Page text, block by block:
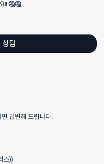
!! 🤔🤔
상담
답변해 드립니다.
스))